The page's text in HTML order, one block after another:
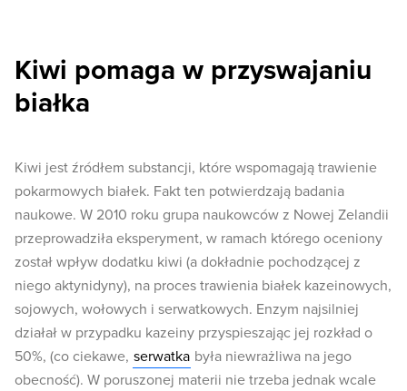
Kiwi pomaga w przyswajaniu
białka
Kiwi jest źródłem substancji, które wspomagają trawienie
pokarmowych białek. Fakt ten potwierdzają badania
naukowe. W 2010 roku grupa naukowców z Nowej Zelandii
przeprowadziła eksperyment, w ramach którego oceniony
został wpływ dodatku kiwi (a dokładnie pochodzącej z
niego aktynidyny), na proces trawienia białek kazeinowych,
sojowych, wołowych i serwatkowych. Enzym najsilniej
działał w przypadku kazeiny przyspieszając jej rozkład o
50%, (co ciekawe, serwatka była niewrażliwa na jego
obecność). W poruszonej materii nie trzeba jednak wcale